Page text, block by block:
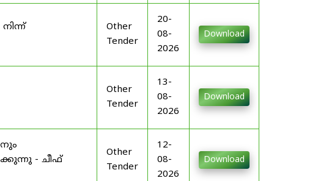
Other
Tender
20-
08-
2026
Download
Other
Tender
13-
08-
2026
Download
- ചീഫ്
Other
Tender
12-
08-
2026
Download